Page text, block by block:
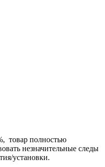
товар полностью
незначительные следы
установки.